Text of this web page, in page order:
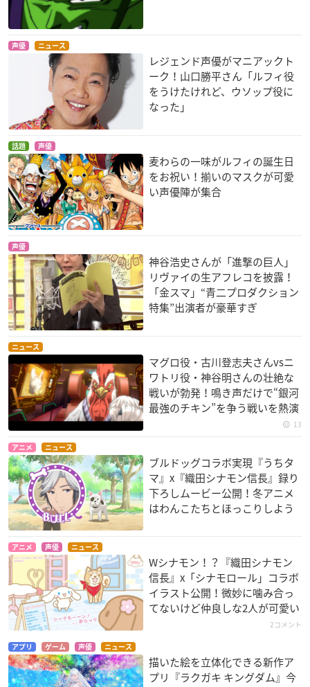
うる星やつら4 ラ
ム・ザ・フォーエバ
ー
諸星あたる
うる星やつら アイ
ム・THE・終ちゃん
うる星やつら3 リメ
ンバー・マイ・ラブ
諸星あたる
うる星やつら 了子の
9月のお茶会
諸星あたる
うる星やつら オンリ
ー・ユー
声優 ニュース
レジェンド声優がマニアックト
ーク！山口勝平さん「ルフィ役
をうけたけれど、ウソップ役に
なった」
話題 声優
麦わらの一味がルフィの誕生日
をお祝い！揃いのマスクが可愛
い声優陣が集合
声優
神谷浩史さんが「進撃の巨人」
リヴァイの生アフレコを披露！
「金スマ」“青二プロダクション
特集”出演者が豪華すぎ
ニュース
マグロ役・古川登志夫さんvsニ
ワトリ役・神谷明さんの壮絶な
戦いが勃発！鳴き声だけで“銀河
最強のチキン”を争う戦いを熱演
13
アニメ ニュース
ブルドッグコラボ実現『うちタ
マ』x『織田シナモン信長』録り
下ろしムービー公開！冬アニメ
はわんこたちとほっこりしよう
アニメ 声優 ニュース
Wシナモン！？『織田シナモン
信長』x「シナモロール」コラボ
イラスト公開！微妙に噛み合っ
てないけど仲良しな2人が可愛い
2コメント
アプリ ゲーム 声優 ニュース
描いた絵を立体化できる新作ア
プリ『ラクガキ キングダム』今